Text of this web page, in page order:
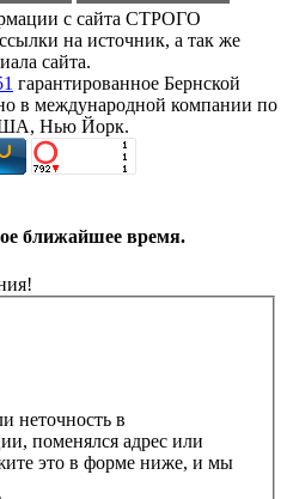
с сайта СТРОГО
на источник, а так же
сайта.
гарантированное Бернской
в международной компании по
Нью Йорк.
ближайшее время.
неточность в
поменялся адрес или
это в форме ниже, и мы